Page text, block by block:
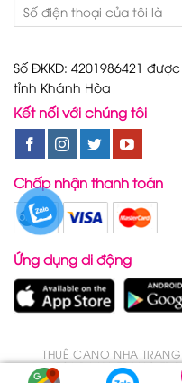
Số ĐKKD: 4201986421
tỉnh Khánh Hòa
Kết nối với chúng tôi
Chấp nhận thanh toán
Ứng dụng di động
THUÊ CANO NHA TRANG
TOUR NHA TRANG